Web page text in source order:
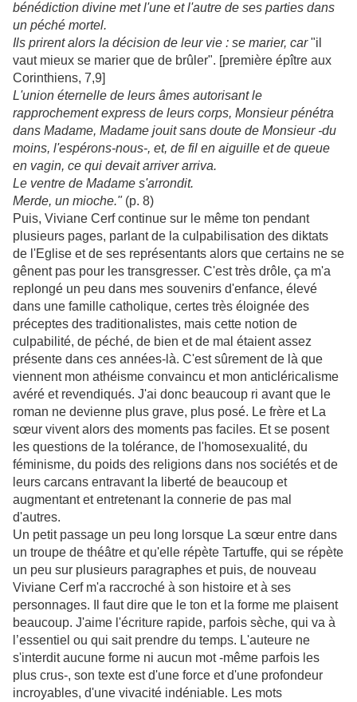
bénédiction divine met l'une et l'autre de ses parties dans
un péché mortel.
Ils prirent alors la décision de leur vie : se marier, car"il
vaut mieux se marier que de brûler". [première épître aux
Corinthiens, 7,9]
L'union éternelle de leurs âmes autorisant le
rapprochement express de leurs corps, Monsieur pénétra
dans Madame, Madame jouit sans doute de Monsieur -du
moins, l'espérons-nous-, et, de fil en aiguille et de queue
en vagin, ce qui devait arriver arriva.
Le ventre de Madame s'arrondit.
Merde, un mioche." (p. 8)
Puis, Viviane Cerf continue sur le même ton pendant
plusieurs pages, parlant de la culpabilisation des diktats
de l'Eglise et de ses représentants alors que certains ne se
gênent pas pour les transgresser. C'est très drôle, ça m'a
replongé un peu dans mes souvenirs d'enfance, élevé
dans une famille catholique, certes très éloignée des
préceptes des traditionalistes, mais cette notion de
culpabilité, de péché, de bien et de mal étaient assez
présente dans ces années-là. C'est sûrement de là que
viennent mon athéisme convaincu et mon anticléricalisme
avéré et revendiqués. J'ai donc beaucoup ri avant que le
roman ne devienne plus grave, plus posé. Le frère et La
sœur vivent alors des moments pas faciles. Et se posent
les questions de la tolérance, de l'homosexualité, du
féminisme, du poids des religions dans nos sociétés et de
leurs carcans entravant la liberté de beaucoup et
augmentant et entretenant la connerie de pas mal
d'autres.
Un petit passage un peu long lorsque La sœur entre dans
un troupe de théâtre et qu'elle répète Tartuffe, qui se répète
un peu sur plusieurs paragraphes et puis, de nouveau
Viviane Cerf m'a raccroché à son histoire et à ses
personnages. Il faut dire que le ton et la forme me plaisent
beaucoup. J'aime l'écriture rapide, parfois sèche, qui va à
l’essentiel ou qui sait prendre du temps. L'auteure ne
s'interdit aucune forme ni aucun mot -même parfois les
plus crus-, son texte est d'une force et d'une profondeur
incroyables, d'une vivacité indéniable. Les mots